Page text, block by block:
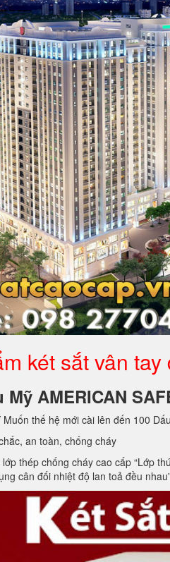
két sắt vân
AMERICAN
thế hệ mới cài lên đến 100
an toàn, chống cháy
thép chống cháy cao cấp “Lớp
cân đối nhiệt độ lan toả đều